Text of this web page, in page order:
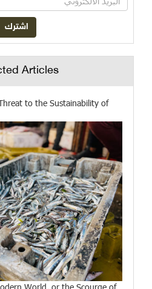
Articles
to the Sustainability of
World, or the Scourge of